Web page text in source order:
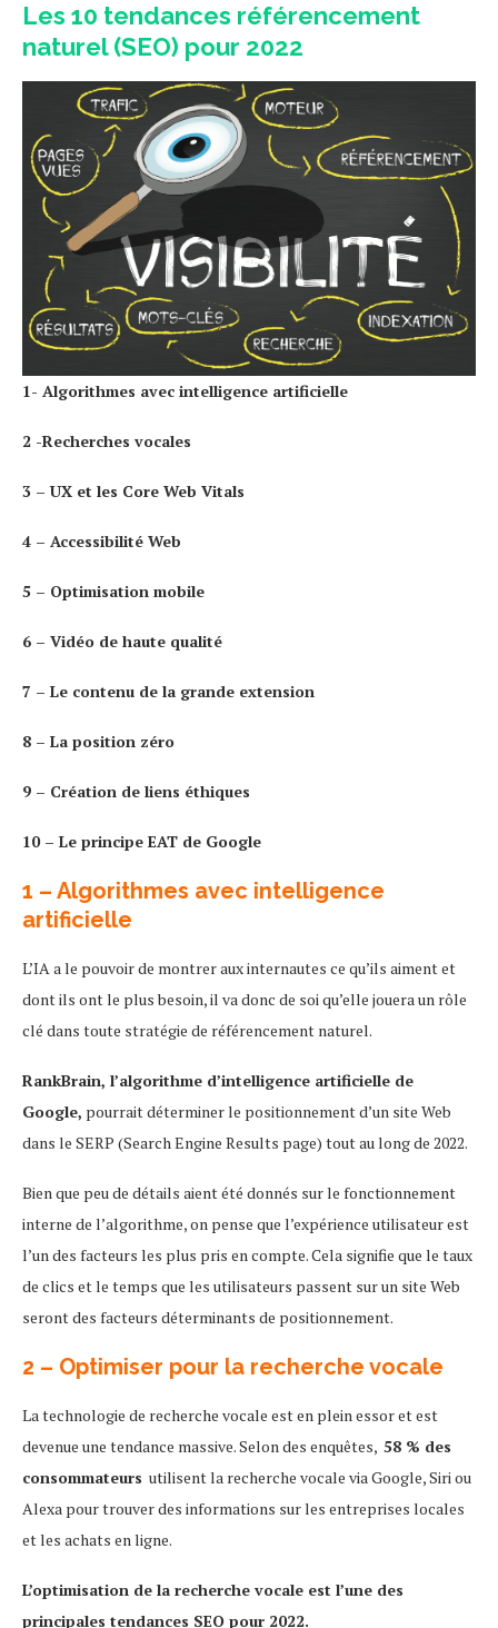
Les 10 tendances référencement
naturel (SEO) pour 2022
1- Algorithmes avec intelligence artificielle
2 -Recherches vocales
3 – UX et les Core Web Vitals
4 – Accessibilité Web
5 – Optimisation mobile
6 – Vidéo de haute qualité
7 – Le contenu de la grande extension
8 – La position zéro
9 – Création de liens éthiques
10 – Le principe EAT de Google
1 – Algorithmes avec intelligence
artificielle
L’IA a le pouvoir de montrer aux internautes ce qu’ils aiment et
dont ils ont le plus besoin, il va donc de soi qu’elle jouera un rôle
clé dans toute stratégie de référencement naturel.
RankBrain, l’algorithme d’intelligence artificielle de
Google, pourrait déterminer le positionnement d’un site Web
dans le SERP (Search Engine Results page) tout au long de 2022.
Bien que peu de détails aient été donnés sur le fonctionnement
interne de l’algorithme, on pense que l’expérience utilisateur est
l’un des facteurs les plus pris en compte. Cela signifie que le taux
de clics et le temps que les utilisateurs passent sur un site Web
seront des facteurs déterminants de positionnement.
2 – Optimiser pour la recherche vocale
La technologie de recherche vocale est en plein essor et est
devenue une tendance massive. Selon des enquêtes, 58 % des
consommateurs utilisent la recherche vocale via Google, Siri ou
Alexa pour trouver des informations sur les entreprises locales
et les achats en ligne.
L’optimisation de la recherche vocale est l’une des
principales tendances SEO pour 2022.